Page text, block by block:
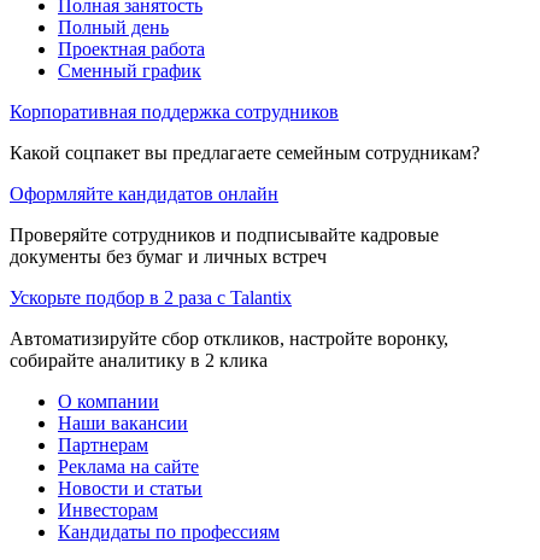
Полная занятость
Полный день
Проектная работа
Сменный график
Корпоративная поддержка сотрудников
Какой соцпакет вы предлагаете семейным сотрудникам?
Оформляйте кандидатов онлайн
Проверяйте сотрудников и подписывайте кадровые
документы без бумаг и личных встреч
Ускорьте подбор в 2 раза с Talantix
Автоматизируйте сбор откликов, настройте воронку,
собирайте аналитику в 2 клика
О компании
Наши вакансии
Партнерам
Реклама на сайте
Новости и статьи
Инвесторам
Кандидаты по профессиям